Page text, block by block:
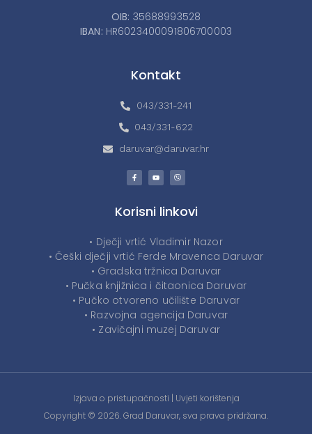
OIB: 35688993528
IBAN: HR6023400091806700003
Kontakt
043/331-241
043/331-622
daruvar@daruvar.hr
Korisni linkovi
• Dječji vrtić Vladimir Nazor
• Češki dječji vrtić Ferde Mravenca Daruvar
• Gradska tržnica Daruvar
• Pučka knjižnica i čitaonica Daruvar
• Pučko otvoreno učilište Daruvar
• Razvojna agencija Daruvar
• Zavičajni muzej Daruvar
Izjava o pristupačnosti | Uvjeti korištenja
Copyright © 2026. Grad Daruvar, sva prava pridržana.